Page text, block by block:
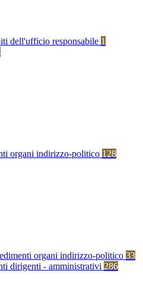
dell'ufficio responsabile 1
organi indirizzo-politico 128
organi indirizzo-politico 33
dirigenti - amministrativi 286